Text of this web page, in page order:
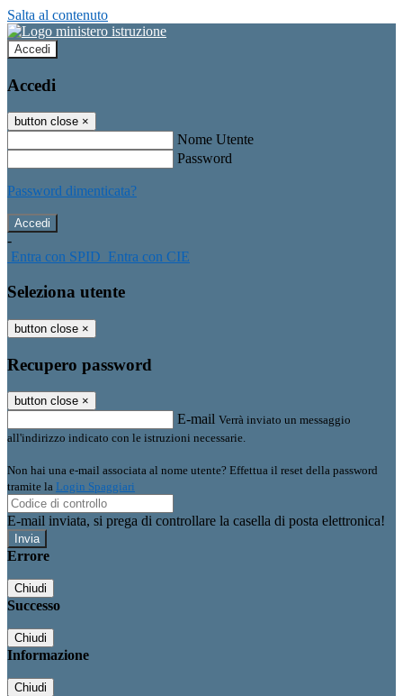
Salta al contenuto
Accedi
Accedi
button close ×
Nome Utente
Password
Password dimenticata?
-
Entra con SPID Entra con CIE
Seleziona utente
button close ×
Recupero password
button close ×
E-mail Verrà inviato un messaggio
all'indirizzo indicato con le istruzioni necessarie.
Non hai una e-mail associata al nome utente? Effettua il reset della password
tramite la Login Spaggiari
E-mail inviata, si prega di controllare la casella di posta elettronica!
Errore
Chiudi
Successo
Chiudi
Informazione
Chiudi